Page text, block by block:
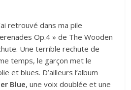
retrouvé dans ma pile
Op​.​4 » de The Wooden
Une terrible rechute de
temps,le garçon met le
et blues. D’ailleurs l’album
Blue, une voix doublée et une